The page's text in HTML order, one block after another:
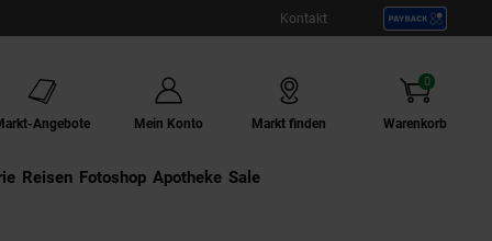
Kontakt
Angebote Mein Konto Markt finden Warenkorb
0
Artikel
Externer Link:
Reisen Externer Link:
Fotoshop Externer Link:
Apotheke Sale